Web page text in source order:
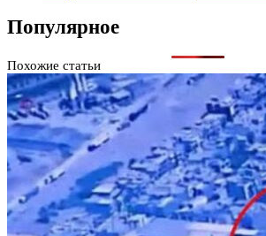
Популярное
Похожие статьи